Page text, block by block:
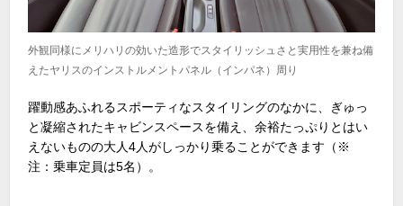
外観同様にメリハリの効いた造形でスタイリッシュさと実用性を兼ね備
えたヤリスのインストルメントパネル（インパネ）周り
躍動感あふれるスポーティなスタイリングのなかに、ぎゅっ
と凝縮されたキャビンスペースを備え、余裕たっぷりとはい
えないものの大人4人がしっかり乗ることができます（ ※
注：乗車定員は5名）。